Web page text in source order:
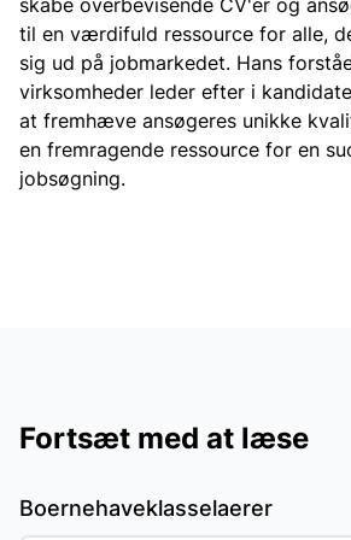
til en værdifuld ressource for alle,
sig ud på jobmarkedet. Hans
virksomheder leder efter i
at fremhæve ansøgeres unikke
en fremragende ressource for en
jobsøgning.
Fortsæt med at læse
Boernehaveklasselaerer